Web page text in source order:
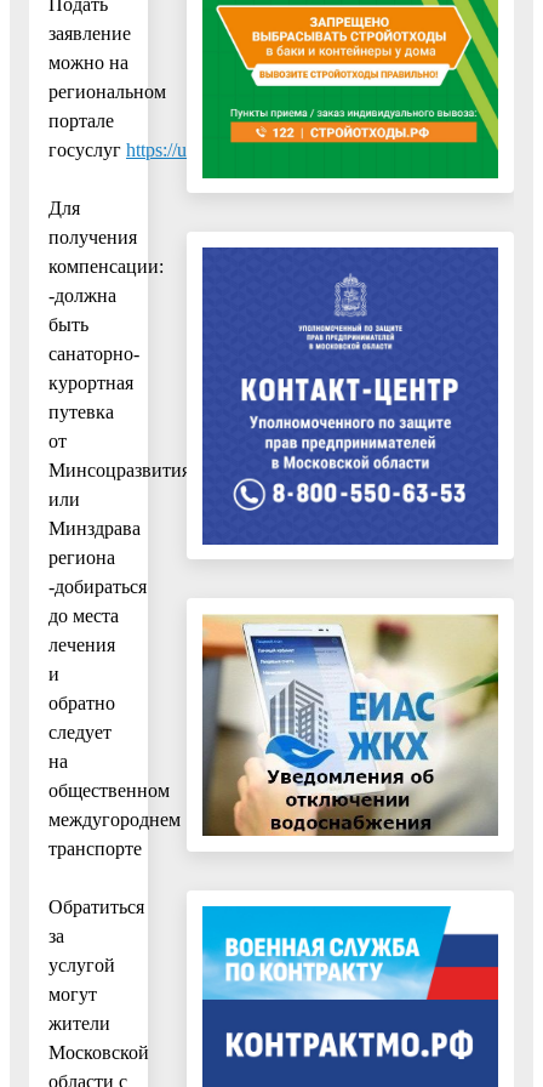
заявление
можно на
региональном
портале
госуслуг https://uslugi.mosreg.ru/services/12926.
Для
получения
компенсации:
-должна
быть
санаторно-
курортная
путевка
от
Минсоцразвития
или
Минздрава
региона
-добираться
до места
лечения
и
обратно
следует
на
общественном
междугороднем
транспорте
Обратиться
за
услугой
могут
жители
Московской
области с